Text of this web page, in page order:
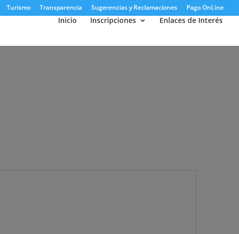
Turismo Transparencia Sugerencias y Reclamaciones Pago OnLine
Inicio Inscripciones Enlaces de Interés